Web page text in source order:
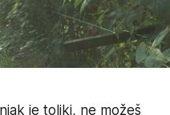
je toliki, ne možeš